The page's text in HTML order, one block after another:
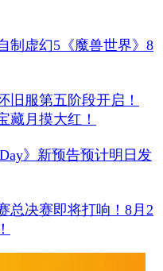
制虚幻5《魔兽世界》8
旧服第五阶段开启！
藏月摸大红！
Day》新预告预计明日发
总决赛即将打响！8月2